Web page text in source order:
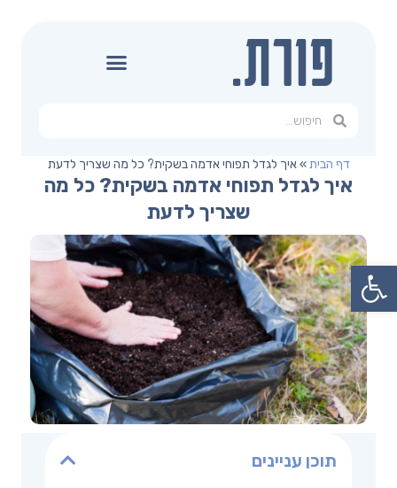
פתח סרגל נגישות
דף הבית»איך לגדל תפוחי אדמה בשקית? כל מה שצריך לדעת
איך לגדל תפוחי אדמה בשקית? כל מה
שצריך לדעת
תוכן עניינים